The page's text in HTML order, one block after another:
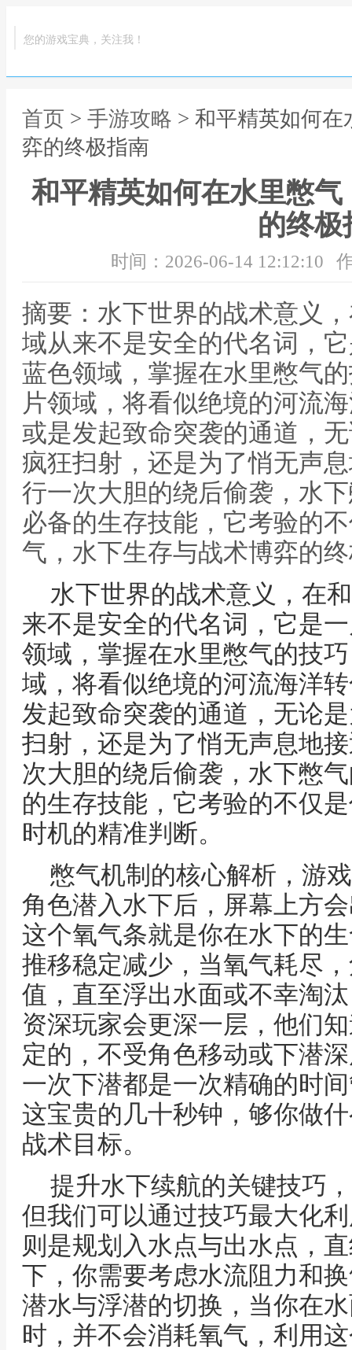
您的游戏宝典，关注我！
首页 > 手游攻略 > 和平精英如何
弈的终极指南
和平精英如何在水里憋
的终极
时间：2026-06-14 12:12:10
摘要：水下世界的战术意义
域从来不是安全的代名词，
蓝色领域，掌握在水里憋气
片领域，将看似绝境的河流
或是发起致命突袭的通道，
疯狂扫射，还是为了悄无声
行一次大胆的绕后偷袭，水
必备的生存技能，它考验的
气，水下生存与战术博弈的
水下世界的战术意义，在
来不是安全的代名词，它是
领域，掌握在水里憋气的技
域，将看似绝境的河流海洋
发起致命突袭的通道，无论
扫射，还是为了悄无声息地
次大胆的绕后偷袭，水下憋
的生存技能，它考验的不仅
时机的精准判断。
憋气机制的核心解析，游
角色潜入水下后，屏幕上方
这个氧气条就是你在水下的
推移稳定减少，当氧气耗尽
值，直至浮出水面或不幸淘
资深玩家会更深一层，他们
定的，不受角色移动或下潜
一次下潜都是一次精确的时
这宝贵的几十秒钟，够你做
战术目标。
提升水下续航的关键技巧
但我们可以通过技巧最大化
则是规划入水点与出水点，
下，你需要考虑水流阻力和
潜水与浮潜的切换，当你在
时，并不会消耗氧气，利用